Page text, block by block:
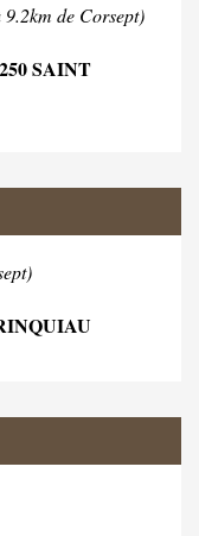
9.2km de Corsept)
SAINT